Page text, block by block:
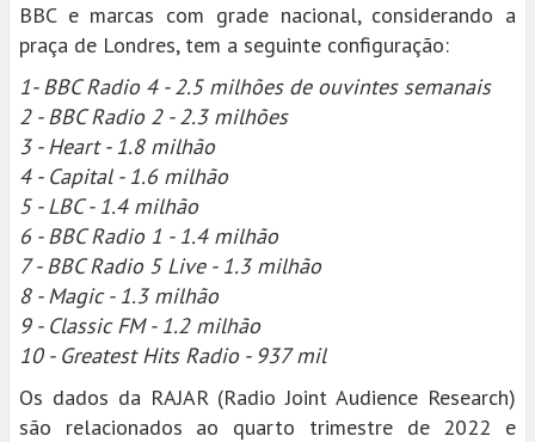
BBC e marcas com grade nacional, considerando a
praça de Londres, tem a seguinte configuração:
1- BBC Radio 4 - 2.5 milhões de ouvintes semanais
2 - BBC Radio 2 - 2.3 milhões
3 - Heart - 1.8 milhão
4 - Capital - 1.6 milhão
5 - LBC - 1.4 milhão
6 - BBC Radio 1 - 1.4 milhão
7 - BBC Radio 5 Live - 1.3 milhão
8 - Magic - 1.3 milhão
9 - Classic FM - 1.2 milhão
10 - Greatest Hits Radio - 937 mil
Os dados da RAJAR (Radio Joint Audience Research)
são relacionados ao quarto trimestre de 2022 e